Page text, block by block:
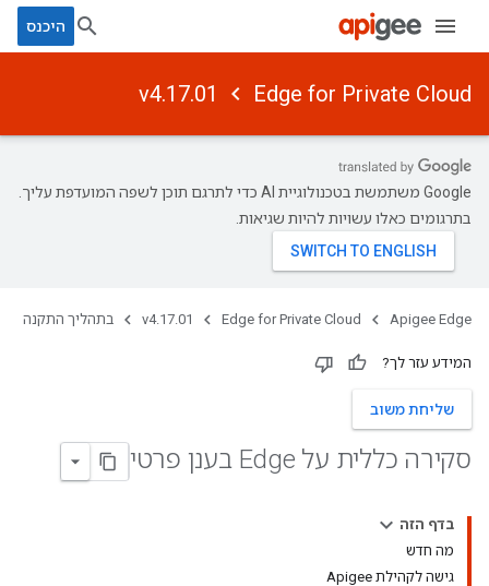
היכנס
Edge for Private Cloud
v4.17.01
‫Google משתמשת בטכנולוגיית AI כדי לתרגם תוכן לשפה המועדפת עליך.
בתרגומים כאלו עשויות להיות שגיאות.
Apigee Edge
Edge for Private Cloud
v4.17.01 בתהליך התקנה
המידע עזר לך?
שליחת משוב
סקירה כללית על Edge בענן פרטי
בדף הזה
מה חדש
גישה לקהילת Apigee